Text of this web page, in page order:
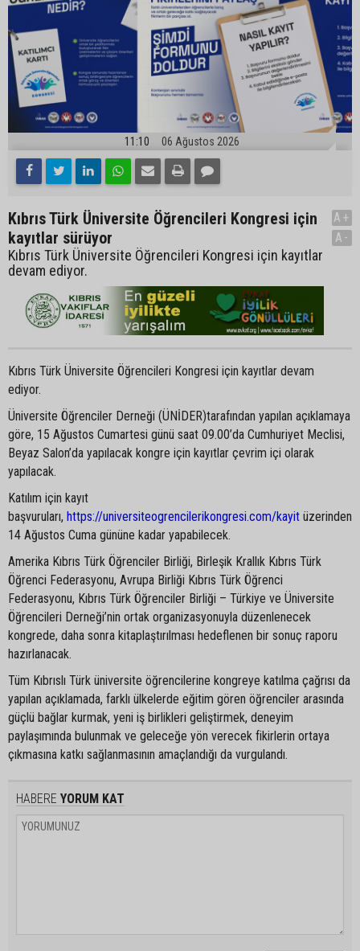
11:10 06 Ağustos 2026
Kıbrıs Türk Üniversite Öğrencileri Kongresi için
kayıtlar sürüyor
Kıbrıs Türk Üniversite Öğrencileri Kongresi için kayıtlar
devam ediyor.
A+
A-
Kıbrıs Türk Üniversite Öğrencileri Kongresi için kayıtlar devam
ediyor.
Üniversite Öğrenciler Derneği (ÜNİDER)tarafından yapılan açıklamaya
göre, 15 Ağustos Cumartesi günü saat 09.00’da Cumhuriyet Meclisi,
Beyaz Salon’da yapılacak kongre için kayıtlar çevrim içi olarak
yapılacak.
Katılım için kayıt
başvuruları, https://universiteogrencilerikongresi.com/kayit üzerinden
14 Ağustos Cuma gününe kadar yapabilecek.
Amerika Kıbrıs Türk Öğrenciler Birliği, Birleşik Krallık Kıbrıs Türk
Öğrenci Federasyonu, Avrupa Birliği Kıbrıs Türk Öğrenci
Federasyonu, Kıbrıs Türk Öğrenciler Birliği – Türkiye ve Üniversite
Öğrencileri Derneği’nin ortak organizasyonuyla düzenlenecek
kongrede, daha sonra kitaplaştırılması hedeflenen bir sonuç raporu
hazırlanacak.
Tüm Kıbrıslı Türk üniversite öğrencilerine kongreye katılma çağrısı da
yapılan açıklamada, farklı ülkelerde eğitim gören öğrenciler arasında
güçlü bağlar kurmak, yeni iş birlikleri geliştirmek, deneyim
paylaşımında bulunmak ve geleceğe yön verecek fikirlerin ortaya
çıkmasına katkı sağlanmasının amaçlandığı da vurgulandı.
HABERE YORUM KAT